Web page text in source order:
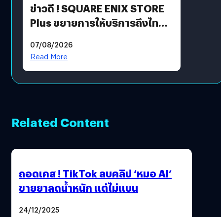
ข่าวดี ! SQUARE ENIX STORE
Plus ขยายการให้บริการถึงไทย
โดยตรง
07/08/2026
Read More
Related Content
ถอดเคส ! TikTok ลบคลิป ‘หมอ AI’
ขายยาลดน้ำหนัก แต่ไม่แบน
24/12/2025